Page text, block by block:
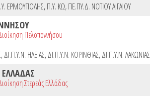
ΕΡΜΟΥΠΟΛΗΣ,Π.Υ. ΚΩ,ΠΕ.ΠΥ.Δ. ΝΟΤΙΟΥ ΑΙΓΑΙΟΥ
Πελοποννήσου
,ΔΙ.Π.Υ.Ν. ΗΛΕΙΑΣ,ΔΙ.Π.Υ.Ν. ΚΟΡΙΝΘΙΑΣ,ΔΙ.Π.Υ.Ν. ΛΑΚΩΝΙΑΣ
Στερεάς Ελλάδας